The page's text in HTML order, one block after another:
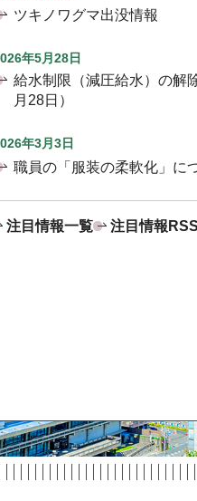
ツキノワグマ出没情報
年5月28日
給水制限（減圧給水）の解
月28日）
年3月3日
職員の「服装の柔軟化」に
注目情報一覧 注目情報RSS